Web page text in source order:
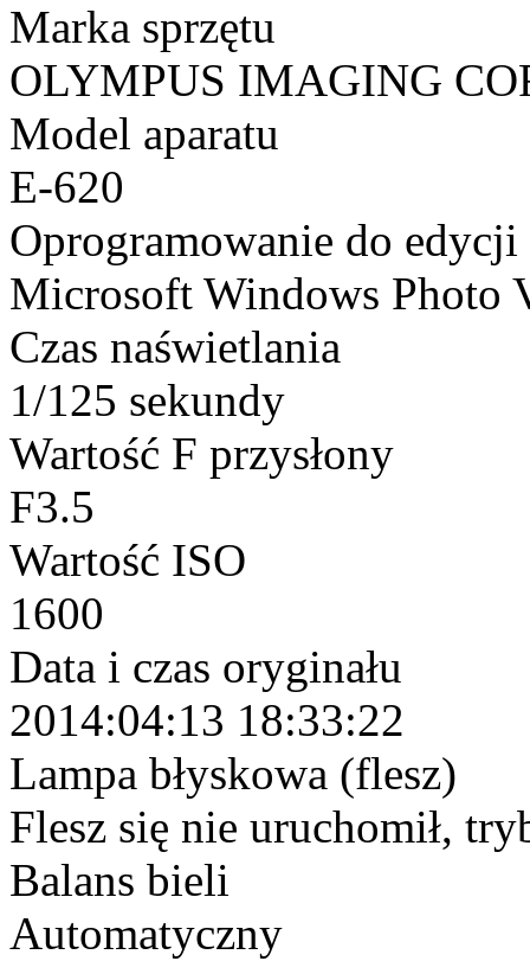
Marka sprzętu
OLYMPUS IMAGING
Model aparatu
E-620
Oprogramowanie do edycji
Microsoft Windows Photo
Czas naświetlania
1/125 sekundy
Wartość F przysłony
F3.5
Wartość ISO
1600
Data i czas oryginału
2014:04:13 18:33:22
Lampa błyskowa (flesz)
Flesz się nie uruchomił,
Balans bieli
Automatyczny